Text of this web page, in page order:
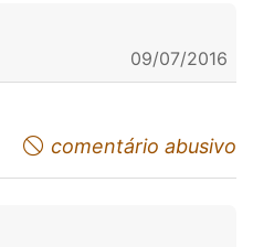
09/07/2016
comentário abusivo